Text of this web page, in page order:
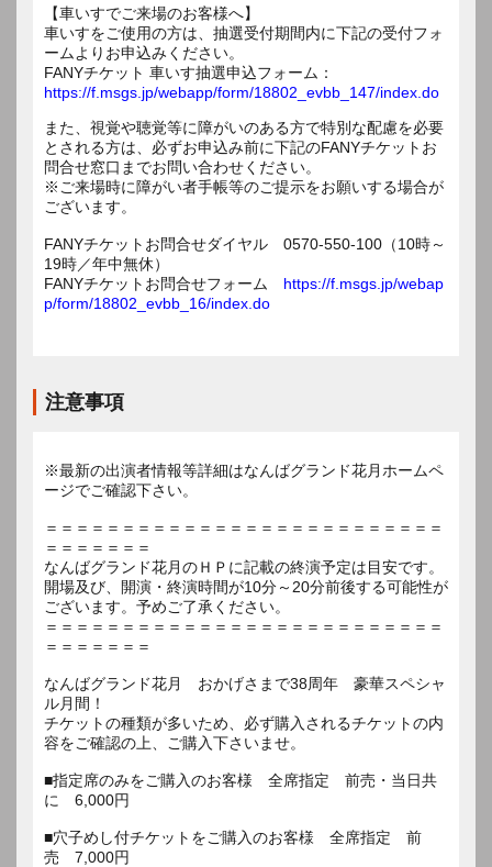
【車いすでご来場のお客様へ】
車いすをご使用の方は、抽選受付期間内に下記の受付フォ
ームよりお申込みください。
FANYチケット 車いす抽選申込フォーム：
https://f.msgs.jp/webapp/form/18802_evbb_147/index.do
また、視覚や聴覚等に障がいのある方で特別な配慮を必要
とされる方は、必ずお申込み前に下記のFANYチケットお
問合せ窓口までお問い合わせください。
※ご来場時に障がい者手帳等のご提示をお願いする場合が
ございます。
FANYチケットお問合せダイヤル 0570-550-100（10時～
19時／年中無休）
FANYチケットお問合せフォーム https://f.msgs.jp/webap
p/form/18802_evbb_16/index.do
注意事項
※最新の出演者情報等詳細はなんばグランド花月ホームペ
ージでご確認下さい。
＝＝＝＝＝＝＝＝＝＝＝＝＝＝＝＝＝＝＝＝＝＝＝＝＝＝
＝＝＝＝＝＝＝
なんばグランド花月のＨＰに記載の終演予定は目安です。
開場及び、開演・終演時間が10分～20分前後する可能性が
ございます。予めご了承ください。
＝＝＝＝＝＝＝＝＝＝＝＝＝＝＝＝＝＝＝＝＝＝＝＝＝＝
＝＝＝＝＝＝＝
なんばグランド花月 おかげさまで38周年 豪華スペシャ
ル月間！
チケットの種類が多いため、必ず購入されるチケットの内
容をご確認の上、ご購入下さいませ。
■指定席のみをご購入のお客様 全席指定 前売・当日共
に 6,000円
■穴子めし付チケットをご購入のお客様 全席指定 前
売 7,000円